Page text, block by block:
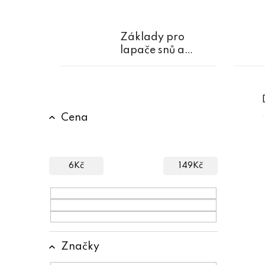
Základy pro
lapače snů a
P
r
a
n
n
Cena
6 Kč 149 Kč
Značky